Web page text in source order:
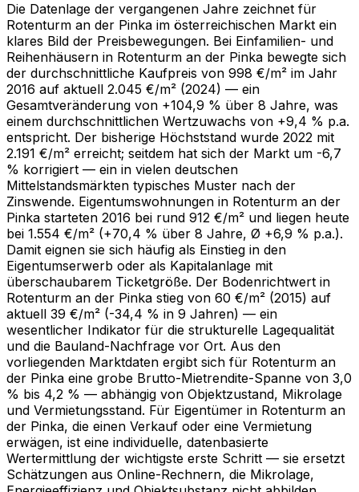
Die Datenlage der vergangenen Jahre zeichnet für
Rotenturm an der Pinka im österreichischen Markt ein
klares Bild der Preisbewegungen. Bei Einfamilien- und
Reihenhäusern in Rotenturm an der Pinka bewegte sich
der durchschnittliche Kaufpreis von 998 €/m² im Jahr
2016 auf aktuell 2.045 €/m² (2024) — ein
Gesamtveränderung von +104,9 % über 8 Jahre, was
einem durchschnittlichen Wertzuwachs von +9,4 % p.a.
entspricht. Der bisherige Höchststand wurde 2022 mit
2.191 €/m² erreicht; seitdem hat sich der Markt um -6,7
% korrigiert — ein in vielen deutschen
Mittelstandsmärkten typisches Muster nach der
Zinswende. Eigentumswohnungen in Rotenturm an der
Pinka starteten 2016 bei rund 912 €/m² und liegen heute
bei 1.554 €/m² (+70,4 % über 8 Jahre, Ø +6,9 % p.a.).
Damit eignen sie sich häufig als Einstieg in den
Eigentumserwerb oder als Kapitalanlage mit
überschaubarem Ticketgröße. Der Bodenrichtwert in
Rotenturm an der Pinka stieg von 60 €/m² (2015) auf
aktuell 39 €/m² (-34,4 % in 9 Jahren) — ein
wesentlicher Indikator für die strukturelle Lagequalität
und die Bauland-Nachfrage vor Ort. Aus den
vorliegenden Markt­daten ergibt sich für Rotenturm an
der Pinka eine grobe Brutto-Mietrendite-Spanne von 3,0
% bis 4,2 % — abhängig von Objektzustand, Mikrolage
und Vermietungsstand. Für Eigentümer in Rotenturm an
der Pinka, die einen Verkauf oder eine Vermietung
erwägen, ist eine individuelle, datenbasierte
Wertermittlung der wichtigste erste Schritt — sie ersetzt
Schätzungen aus Online-Rechnern, die Mikrolage,